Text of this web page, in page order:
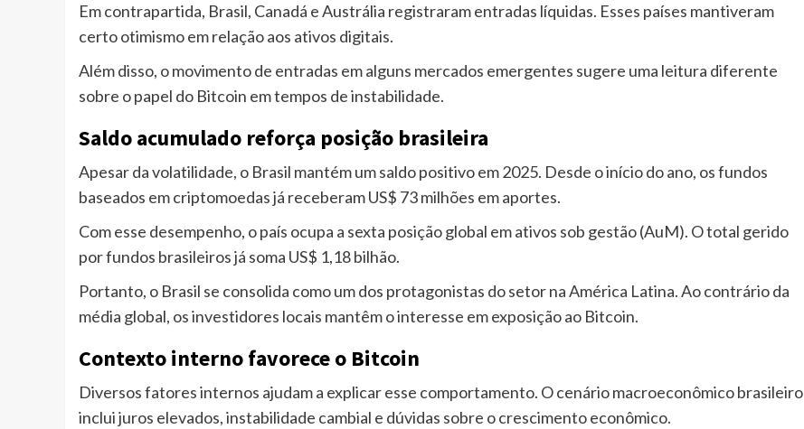
Em contrapartida, Brasil, Canadá e Austrália registraram entradas líquidas. Esses países mantiveram
certo otimismo em relação aos ativos digitais.
Além disso, o movimento de entradas em alguns mercados emergentes sugere uma leitura diferente
sobre o papel do Bitcoin em tempos de instabilidade.
Saldo acumulado reforça posição brasileira
Apesar da volatilidade, o Brasil mantém um saldo positivo em 2025. Desde o início do ano, os fundos
baseados em criptomoedas já receberam US$ 73 milhões em aportes.
Com esse desempenho, o país ocupa a sexta posição global em ativos sob gestão (AuM). O total gerido
por fundos brasileiros já soma US$ 1,18 bilhão.
Portanto, o Brasil se consolida como um dos protagonistas do setor na América Latina. Ao contrário da
média global, os investidores locais mantêm o interesse em exposição ao Bitcoin.
Contexto interno favorece o Bitcoin
Diversos fatores internos ajudam a explicar esse comportamento. O cenário macroeconômico brasileiro
inclui juros elevados, instabilidade cambial e dúvidas sobre o crescimento econômico.